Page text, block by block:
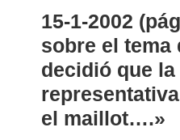
15-1-2002
sobre el tema
decidió que
el maillot….»